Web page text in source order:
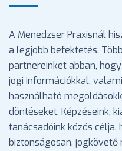
A Menedzser Praxisnál
a legjobb befektetés.
partnereinket abban,
jogi információkkal,
használható
döntéseket. Képzéseink,
tanácsadóink közös
biztonságosan,